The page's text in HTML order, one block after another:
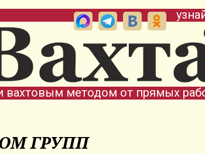
вахтовым методом от прямых
ГРУПП